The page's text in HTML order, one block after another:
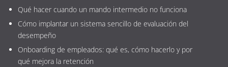
Qué hacer cuando un mando intermedio no funciona
Cómo implantar un sistema sencillo de evaluación del
desempeño
Onboarding de empleados: qué es, cómo hacerlo y por
qué mejora la retención